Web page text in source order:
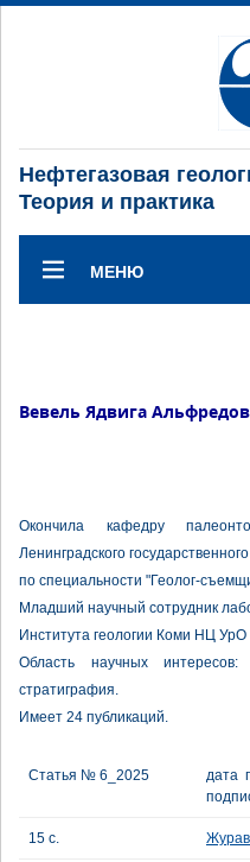
Нефтегазовая
Теория и практика
МЕНЮ
Вевель Ядвига
Окончила кафедру
Ленинградского
по специальности "Геолог-
Младший научный сотрудник
Института геологии Коми НЦ
Область научных
стратиграфия.
Имеет 24 публикаций.
Статья № 6_2025
дата
15 с.